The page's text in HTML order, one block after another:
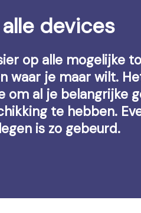
devices
op alle mogelijke
waar je maar wilt.
al je belangrijke
te hebben.
is zo gebeurd.